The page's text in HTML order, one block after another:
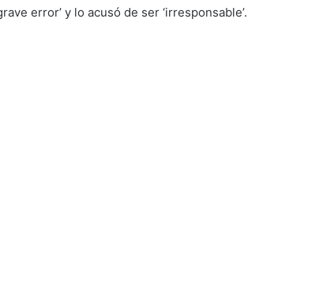
error’ y lo acusó de ser ‘irresponsable’.